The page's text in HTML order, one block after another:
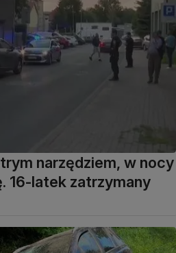
narzędziem, w nocy
16-latek zatrzymany